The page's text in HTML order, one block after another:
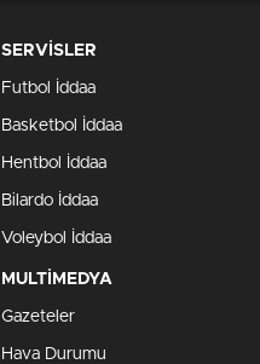
SERVİSLER
Futbol İddaa
Basketbol İddaa
Hentbol İddaa
Bilardo İddaa
Voleybol İddaa
MULTİMEDYA
Gazeteler
Hava Durumu